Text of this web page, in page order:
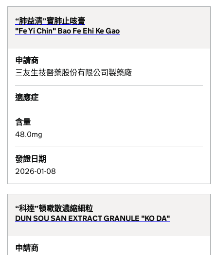
“肺益清”寶肺止咳膏
"Fe Yi Chin" Bao Fe Ehi Ke Gao
申請商
三友生技醫藥股份有限公司製藥廠
適應症
含量
48.0mg
發證日期
2026-01-08
“科達”頓嗽散濃縮細粒
DUN SOU SAN EXTRACT GRANULE "KO DA"
申請商